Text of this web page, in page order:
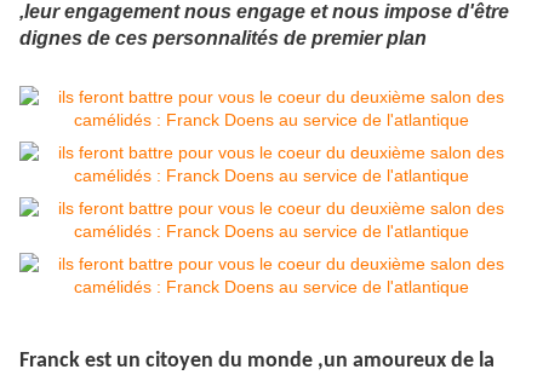
,leur engagement nous engage et nous impose d'être
dignes de ces personnalités de premier plan
Franck est un citoyen du monde ,un amoureux de la